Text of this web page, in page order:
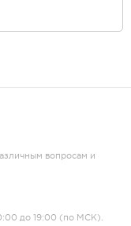
вопросам и
до 19:00 (по МСК).